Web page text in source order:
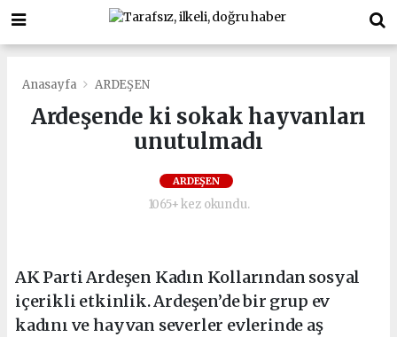
Anasayfa ARDEŞEN
Ardeşende ki sokak hayvanları
unutulmadı
ARDEŞEN
1065+ kez okundu.
AK Parti Ardeşen Kadın Kollarından sosyal
içerikli etkinlik. Ardeşen’de bir grup ev
kadını ve hayvan severler evlerinde aş